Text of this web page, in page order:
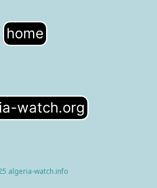
home
watch.org
algeria-watch.info